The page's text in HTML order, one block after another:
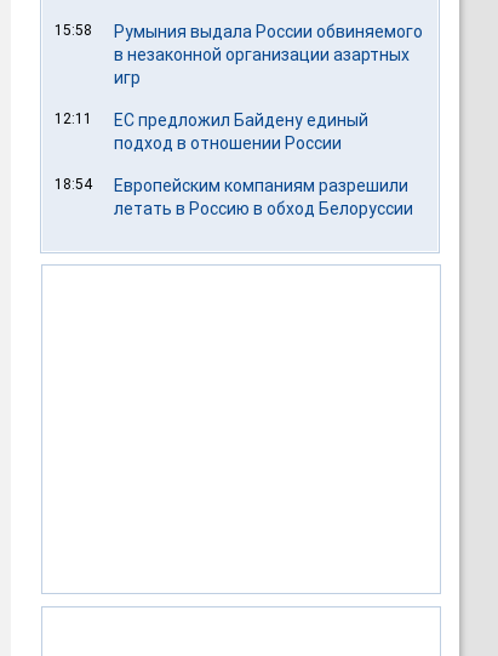
15:58
Румыния выдала России обвиняемого
в незаконной организации азартных
игр
12:11
ЕС предложил Байдену единый
подход в отношении России
18:54
Европейским компаниям разрешили
летать в Россию в обход Белоруссии